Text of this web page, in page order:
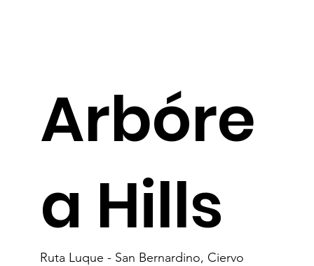
Arbóre
a Hills
Ruta Luque - San Bernardino, Ciervo